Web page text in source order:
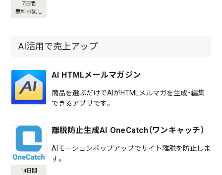
7日間
無料お試し
AI活用で売上アップ
AI HTMLメールマガジン
商品を選ぶだけでAIがHTMLメルマガを生成・編集
できるアプリです。
14日間
離脱防止生成AI OneCatch（ワンキャッチ）
AIモーションポップアップでサイト離脱を防止しま
す。